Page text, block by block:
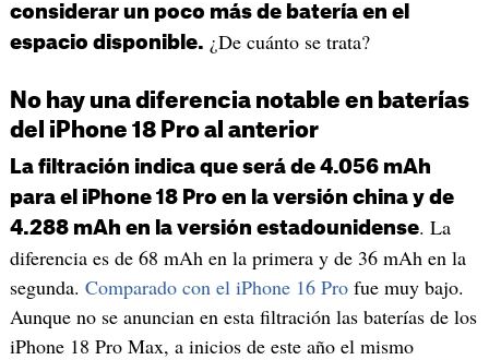
considerar un poco más de batería en el
espacio disponible. ¿De cuánto se trata?
No hay una diferencia notable en baterías
del iPhone 18 Pro al anterior
La filtración indica que será de 4.056 mAh
para el iPhone 18 Pro en la versión china y de
4.288 mAh en la versión estadounidense. La
diferencia es de 68 mAh en la primera y de 36 mAh en la
segunda. Comparado con el iPhone 16 Profue muy bajo.
Aunque no se anuncian en esta filtración las baterías de los
iPhone 18 Pro Max, a inicios de este año el mismo